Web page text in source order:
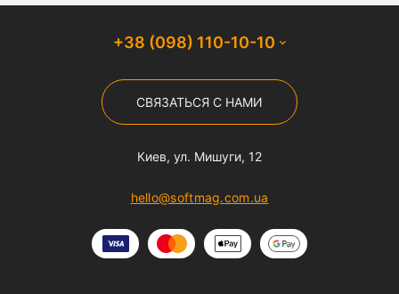
+38 (098) 110-10-10
СВЯЗАТЬСЯ С НАМИ
Киев, ул. Мишуги, 12
hello@softmag.com.ua